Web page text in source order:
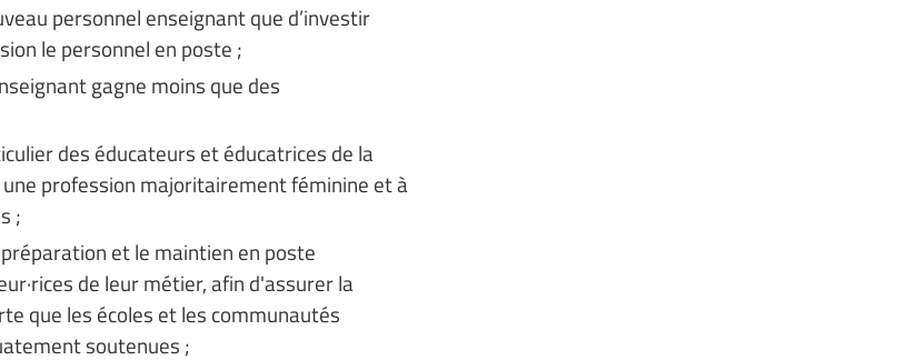
personnel enseignant que d’investir
le personnel en poste ;
gagne moins que des
des éducateurs et éducatrices de la
profession majoritairement féminine et à
;
et le maintien en poste
de leur métier, afin d'assurer la
que les écoles et les communautés
soutenues ;